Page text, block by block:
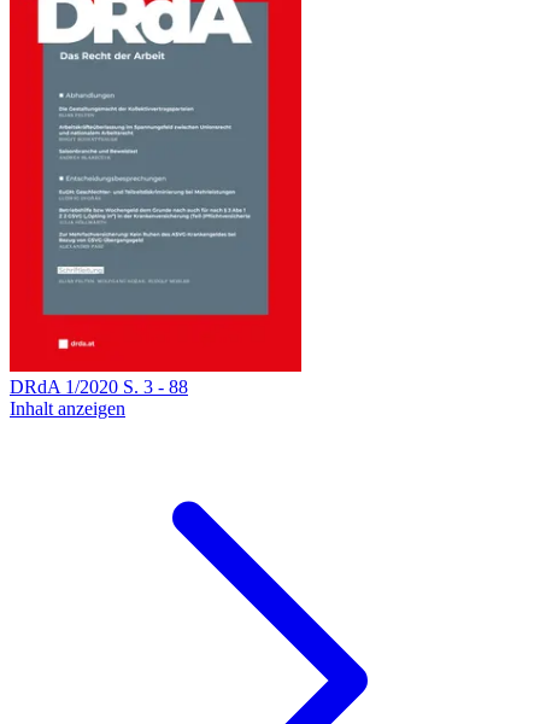
DRdA 1/2020 S. 3 - 88
Inhalt anzeigen